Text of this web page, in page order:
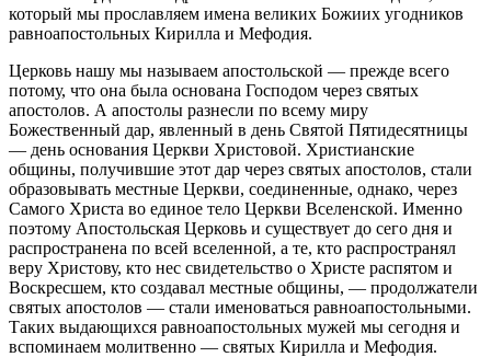
который мы прославляем имена великих Божиих угодников
равноапостольных Кирилла и Мефодия.
Церковь нашу мы называем апостольской — прежде всего
потому, что она была основана Господом через святых
апостолов. А апостолы разнесли по всему миру
Божественный дар, явленный в день Святой Пятидесятницы
— день основания Церкви Христовой. Христианские
общины, получившие этот дар через святых апостолов, стали
образовывать местные Церкви, соединенные, однако, через
Самого Христа во единое тело Церкви Вселенской. Именно
поэтому Апостольская Церковь и существует до сего дня и
распространена по всей вселенной, а те, кто распространял
веру Христову, кто нес свидетельство о Христе распятом и
Воскресшем, кто создавал местные общины, — продолжатели
святых апостолов — стали именоваться равноапостольными.
Таких выдающихся равноапостольных мужей мы сегодня и
вспоминаем молитвенно — святых Кирилла и Мефодия.